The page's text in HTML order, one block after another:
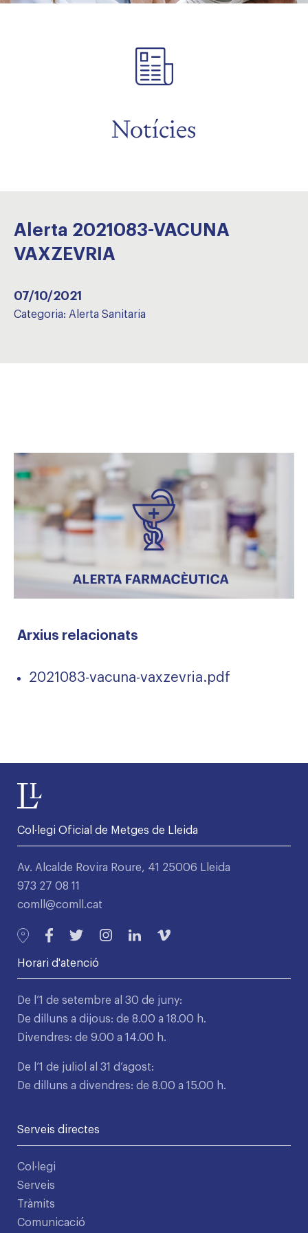
Notícies
Alerta 2021083-VACUNA
VAXZEVRIA
07/10/2021
Categoria: Alerta Sanitaria
Arxius relacionats
2021083-vacuna-vaxzevria.pdf
Col·legi Oficial de Metges de Lleida
Av. Alcalde Rovira Roure, 41 25006 Lleida
973 27 08 11
comll@comll.cat
Horari d'atenció
De l’1 de setembre al 30 de juny:
De dilluns a dijous: de 8.00 a 18.00 h.
Divendres: de 9.00 a 14.00 h.
De l’1 de juliol al 31 d’agost:
De dilluns a divendres: de 8.00 a 15.00 h.
Serveis directes
Col·legi
Serveis
Tràmits
Comunicació